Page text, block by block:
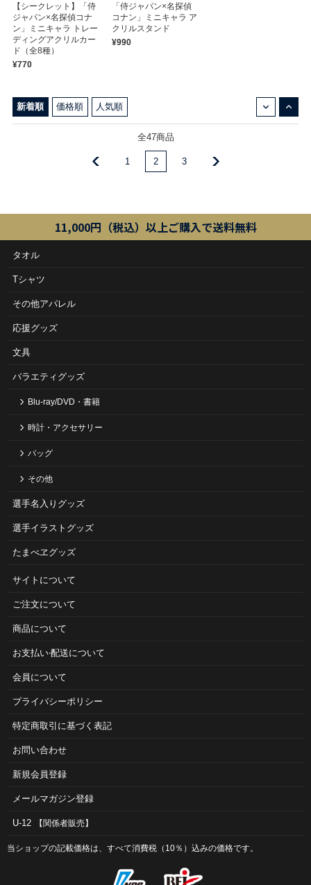
【シークレット】「侍
ジャパン×名探偵コナ
ン」ミニキャラ トレー
ディングアクリルカー
ド（全8種）
¥770
「侍ジャパン×名探偵
コナン」ミニキャラ ア
クリルスタンド
¥990
新着順 価格順 人気順
全47商品
1 2 3
11,000円（税込）以上ご購入で送料無料
タオル
Tシャツ
その他アパレル
応援グッズ
文具
バラエティグッズ
Blu-ray/DVD・書籍
時計・アクセサリー
バッグ
その他
選手名入りグッズ
選手イラストグッズ
たまべヱグッズ
サイトについて
ご注⽂について
商品について
お⽀払い‧配送について
会員について
プライバシーポリシー
特定商取引に基づく表記
お問い合わせ
新規会員登録
メールマガジン登録
U-12 【関係者販売】
当ショップの記載価格は、すべて消費税（10％）込みの価格です。